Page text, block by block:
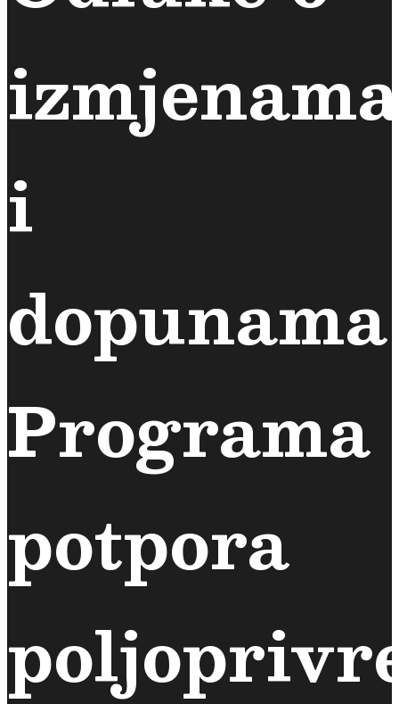
izmjenama
i
dopunama
Programa
potpora